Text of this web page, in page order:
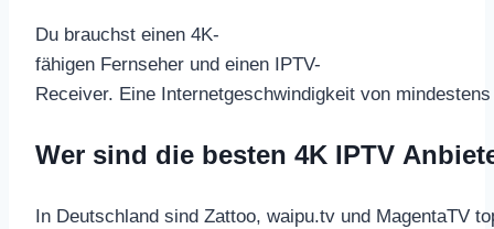
Du brauchst einen 4K-
fähigen Fernseher und einen IPTV-
Receiver. Eine Internetgeschwindigkeit von
Wer sind die besten 4K IPTV
In Deutschland sind Zattoo, waipu.tv und MagentaTV